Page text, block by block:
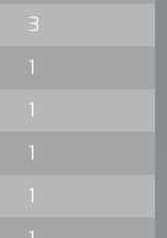
3
1
1
1
1